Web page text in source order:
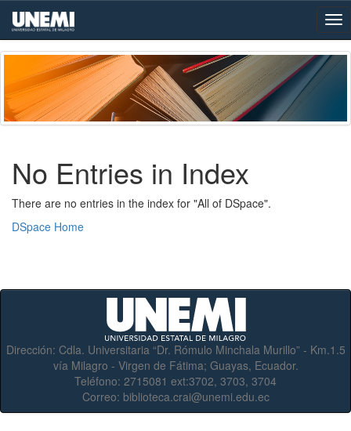
Skip
navigation
No Entries in Index
There are no entries in the index for "All of DSpace".
DSpace Home
Dirección: Cdla. Universitaria “Dr. Rómulo Minchala Murillo” - Km.1.5
vía Milagro - Virgen de Fátima; Guayas, Ecuador.
Teléfono: 2715081 ext:3702, 3703, 3704
Correo: biblioteca.crai@unemi.edu.ec